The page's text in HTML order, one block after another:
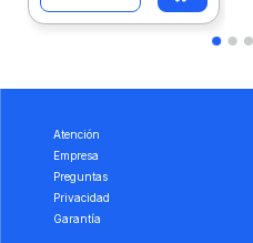
Atención
Empresa
Preguntas
Privacidad
Garantía